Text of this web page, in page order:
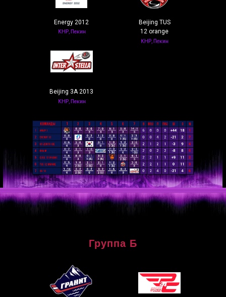
Energy 2012
КНР, Пекин
Beijing TUS
12 orange
КНР, Пекин
Beijing 3A 2013
КНР, Пекин
Группа Б